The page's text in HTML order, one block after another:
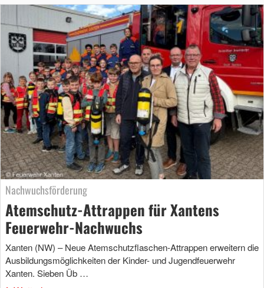
Nachwuchsförderung
Atemschutz-Attrappen für Xantens
Feuerwehr-Nachwuchs
Xanten (NW) – Neue Atemschutzflaschen-Attrappen erweitern die
Ausbildungsmöglichkeiten der Kinder- und Jugendfeuerwehr
Xanten. Sieben Üb …